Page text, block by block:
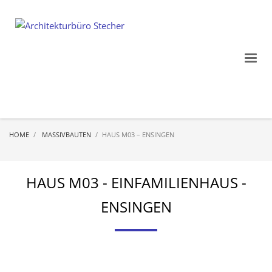
HOME MASSIVBAUTEN HAUS M03 – ENSINGEN
HAUS M03 - EINFAMILIENHAUS -
ENSINGEN